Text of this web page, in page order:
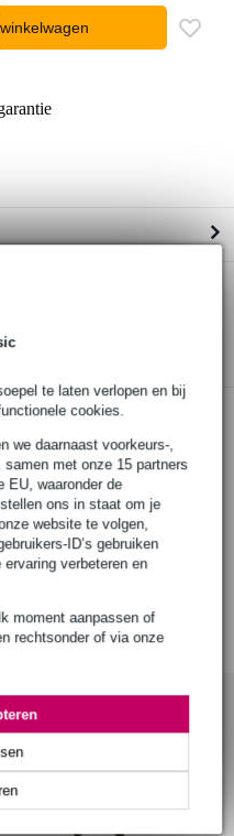
te laten verlopen en bij
cookies.
we daarnaast voorkeurs-,
met onze 15 partners
EU, waaronder de
ons in staat om je
website te volgen,
ID’s gebruiken
verbeteren en
moment aanpassen of
rechtsonder of via onze
winkelwagen
check